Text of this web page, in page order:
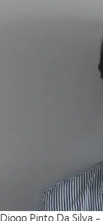
Diogo Pinto Da Silva